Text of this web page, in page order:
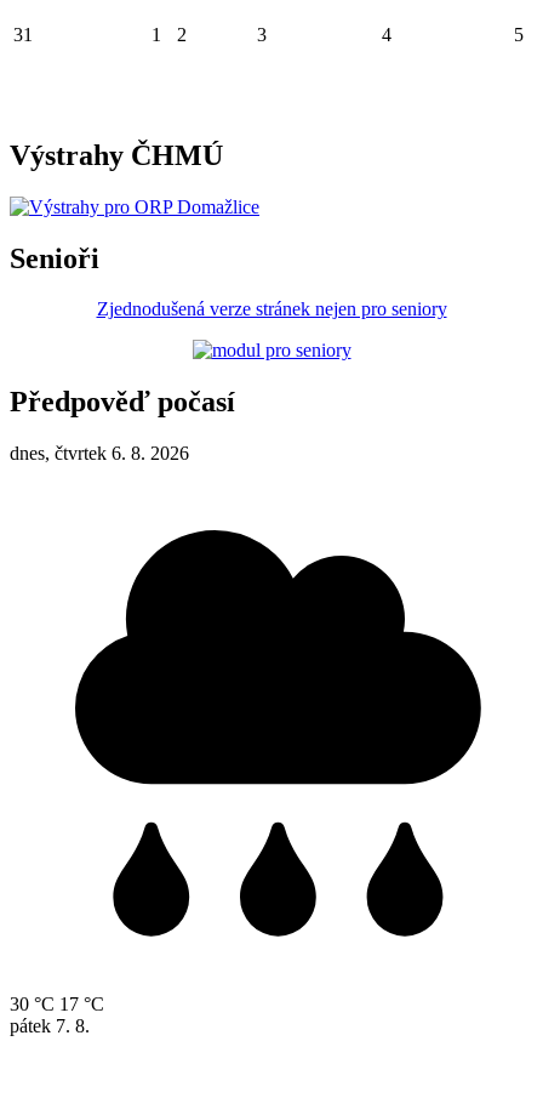
31 1 2 3 4 5
Výstrahy ČHMÚ
Senioři
Zjednodušená verze stránek nejen pro seniory
Předpověď počasí
dnes, čtvrtek 6. 8. 2026
30 °C 17 °C
pátek 7. 8.